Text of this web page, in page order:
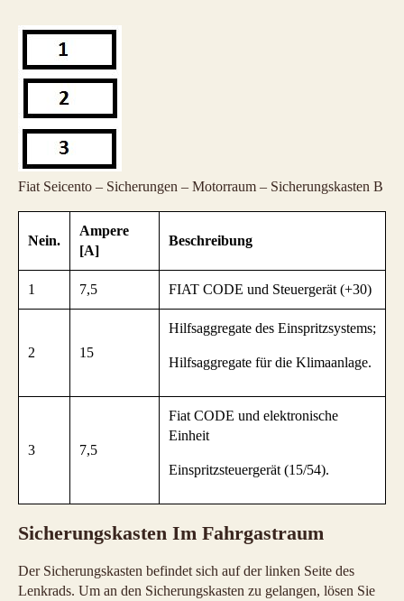
Fiat Seicento – Sicherungen – Motorraum – Sicherungskasten B
Nein.
Ampere
[A]
Beschreibung
1 7,5 FIAT CODE und Steuergerät (+30)
2 15
Hilfsaggregate des Einspritzsystems;
Hilfsaggregate für die Klimaanlage.
3 7,5
Fiat CODE und elektronische
Einheit
Einspritzsteuergerät (15/54).
Sicherungskasten Im Fahrgastraum
Der Sicherungskasten befindet sich auf der linken Seite des
Lenkrads. Um an den Sicherungskasten zu gelangen, lösen Sie